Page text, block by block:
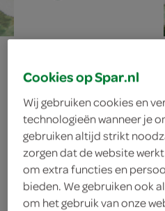
Cookies op Spar.nl
Wij gebruiken cookies en
technologieën wanneer je
gebruiken altijd strikt
zorgen dat de website
om extra functies en
bieden. We gebruiken ook
om het gebruik van onze